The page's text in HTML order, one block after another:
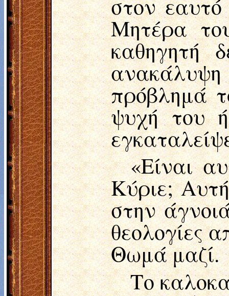
στον
Μητέρα
καθηγητή
πρόβλημά
ψυχή του
«Είναι
Κύριε;
στην
θεολογίες
Θωμά μαζί.
Το